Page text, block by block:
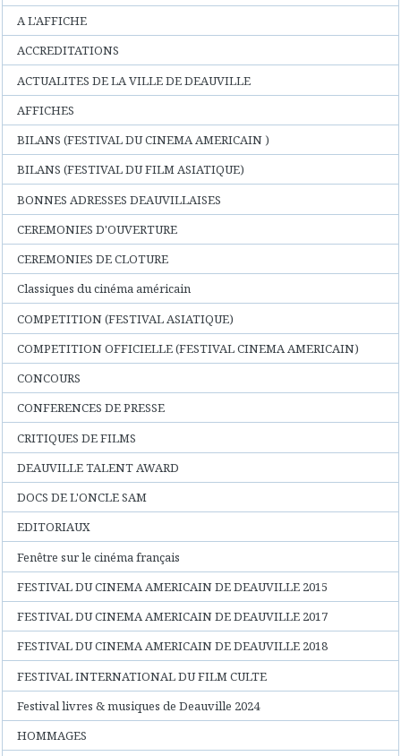
A L'AFFICHE
ACCREDITATIONS
ACTUALITES DE LA VILLE DE DEAUVILLE
AFFICHES
BILANS (FESTIVAL DU CINEMA AMERICAIN )
BILANS (FESTIVAL DU FILM ASIATIQUE)
BONNES ADRESSES DEAUVILLAISES
CEREMONIES D'OUVERTURE
CEREMONIES DE CLOTURE
Classiques du cinéma américain
COMPETITION (FESTIVAL ASIATIQUE)
COMPETITION OFFICIELLE (FESTIVAL CINEMA AMERICAIN)
CONCOURS
CONFERENCES DE PRESSE
CRITIQUES DE FILMS
DEAUVILLE TALENT AWARD
DOCS DE L'ONCLE SAM
EDITORIAUX
Fenêtre sur le cinéma français
FESTIVAL DU CINEMA AMERICAIN DE DEAUVILLE 2015
FESTIVAL DU CINEMA AMERICAIN DE DEAUVILLE 2017
FESTIVAL DU CINEMA AMERICAIN DE DEAUVILLE 2018
FESTIVAL INTERNATIONAL DU FILM CULTE
Festival livres & musiques de Deauville 2024
HOMMAGES